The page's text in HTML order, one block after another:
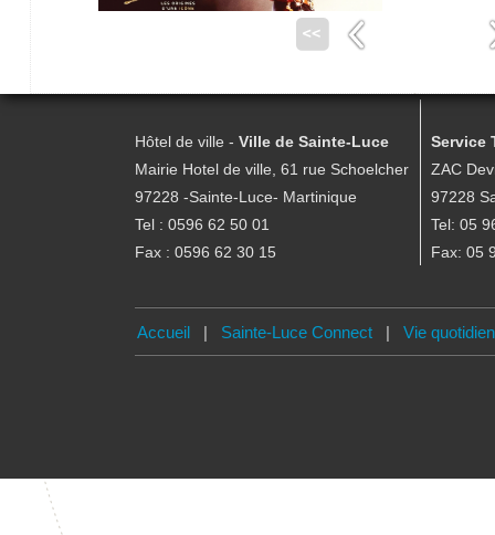
Hôtel de ville - Ville de Sainte-Luce
Mairie Hotel de ville, 61 rue Schoelcher
97228 -Sainte-Luce- Martinique
Tel : 0596 62 50 01
Fax : 0596 62 30 15
Service
ZAC
97228
Tel: 05
Fax: 05
Accueil| Sainte-Luce Connect| Vie